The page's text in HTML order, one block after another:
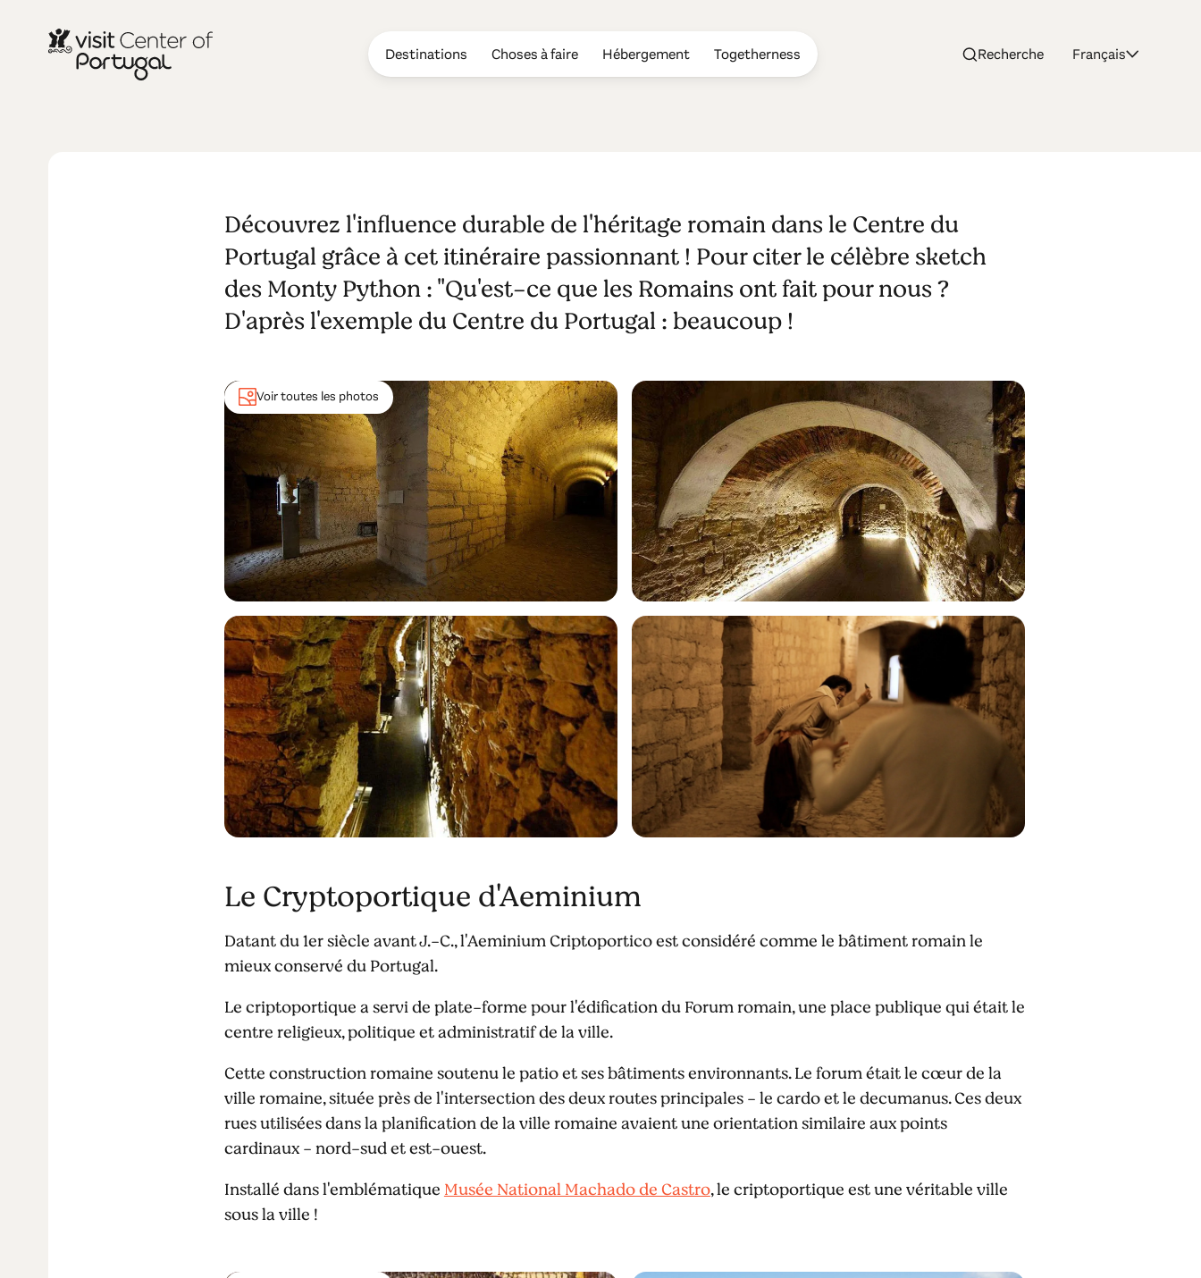
Destinations Choses à faire Hébergement Togetherness Recherche Français
Voici les Romains!
Découvrez l'influence durable de l'héritage romain dans le Centre du
Portugal grâce à cet itinéraire passionnant ! Pour citer le célèbre sketch
des Monty Python : "Qu'est-ce que les Romains ont fait pour nous ?
D'après l'exemple du Centre du Portugal : beaucoup !
Voir toutes les photos
Le Cryptoportique d'Aeminium
Datant du 1er siècle avant J.-C., l'Aeminium Criptoportico est considéré comme le bâtiment romain le
mieux conservé du Portugal.
Le criptoportique a servi de plate-forme pour l'édification du Forum romain, une place publique qui était le
centre religieux, politique et administratif de la ville.
Cette construction romaine soutenu le patio et ses bâtiments environnants. Le forum était le cœur de la
ville romaine, située près de l'intersection des deux routes principales - le cardo et le decumanus. Ces deux
rues utilisées dans la planification de la ville romaine avaient une orientation similaire aux points
cardinaux - nord-sud et est-ouest.
Installé dans l'emblématique Musée National Machado de Castro, le criptoportique est une véritable ville
sous la ville !